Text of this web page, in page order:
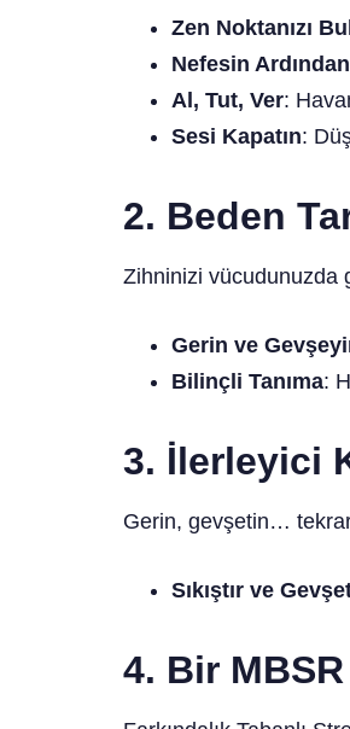
Zen Noktanızı
Nefesin
Al, Tut, Ver:
Sesi Kapatın:
2. Beden
Zihninizi vücudunuzda
Gerin ve
Bilinçli Tanıma:
3. İlerleyici
Gerin, gevşetin…
Sıkıştır ve
4. Bir